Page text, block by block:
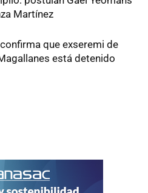
Martínez
que exseremi de
está detenido